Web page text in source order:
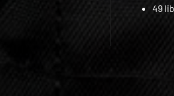
49